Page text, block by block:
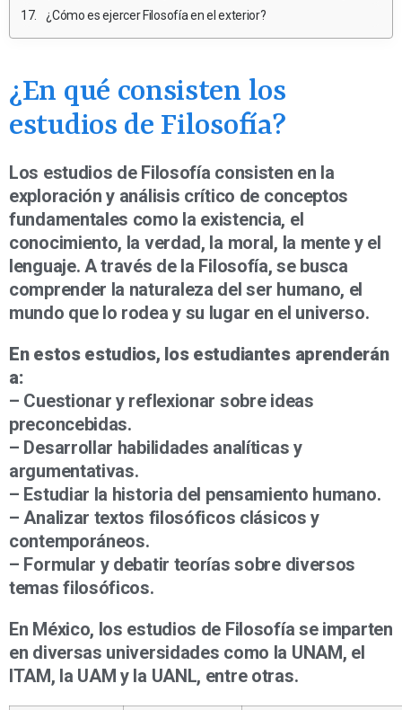
¿Cómo es ejercer Filosofía en el exterior?
¿En qué consisten los
estudios de Filosofía?
Los estudios de Filosofía consisten en la
exploración y análisis crítico de conceptos
fundamentales como la existencia, el
conocimiento, la verdad, la moral, la mente y el
lenguaje. A través de la Filosofía, se busca
comprender la naturaleza del ser humano, el
mundo que lo rodea y su lugar en el universo.
En estos estudios, los estudiantes aprenderán
a:
– Cuestionar y reflexionar sobre ideas
preconcebidas.
– Desarrollar habilidades analíticas y
argumentativas.
– Estudiar la historia del pensamiento humano.
– Analizar textos filosóficos clásicos y
contemporáneos.
– Formular y debatir teorías sobre diversos
temas filosóficos.
En México, los estudios de Filosofía se imparten
en diversas universidades como la UNAM, el
ITAM, la UAM y la UANL, entre otras.